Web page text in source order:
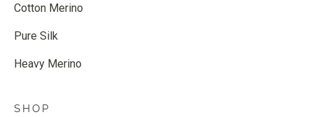
Cotton Merino
Pure Silk
Heavy Merino
SHOP